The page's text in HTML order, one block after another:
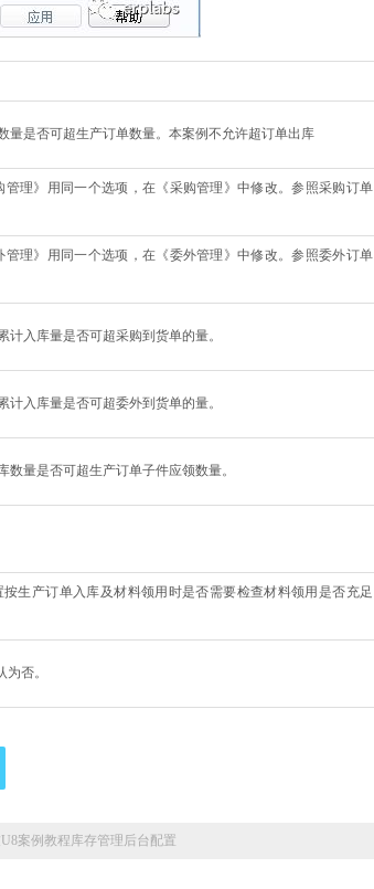
量是否可超生产订单数量。本案例不允许超订单出库
理》用同一个选项，在《采购管理》中修改。参照采购订单
理》用同一个选项，在《委外管理》中修改。参照委外订单
入库量是否可超采购到货单的量。
入库量是否可超委外到货单的量。
量是否可超生产订单子件应领数量。
生产订单入库及材料领用时是否需要检查材料领用是否充足
否。
U8案例教程库存管理后台配置